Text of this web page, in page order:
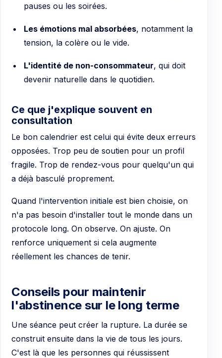
pauses ou les soirées.
Les émotions mal absorbées, notamment la
tension, la colère ou le vide.
L'identité de non-consommateur, qui doit
devenir naturelle dans le quotidien.
Ce que j'explique souvent en
consultation
Le bon calendrier est celui qui évite deux erreurs
opposées. Trop peu de soutien pour un profil
fragile. Trop de rendez-vous pour quelqu'un qui
a déjà basculé proprement.
Quand l'intervention initiale est bien choisie, on
n'a pas besoin d'installer tout le monde dans un
protocole long. On observe. On ajuste. On
renforce uniquement si cela augmente
réellement les chances de tenir.
Conseils pour maintenir
l'abstinence sur le long terme
Une séance peut créer la rupture. La durée se
construit ensuite dans la vie de tous les jours.
C'est là que les personnes qui réussissent